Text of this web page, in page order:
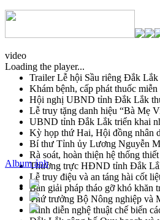
video
Loading the player...
Trailer Lễ hội Sầu riêng Đắk Lắk
Khám bệnh, cấp phát thuốc
Hội nghị UBND tỉnh Đắk Lắk
Lễ truy tặng danh hiệu “Bà Mẹ
UBND tỉnh Đắk Lắk triển khai
Kỳ họp thứ Hai, Hội đồng nhân
Bí thư Tỉnh ủy Lương Nguyễn
Rà soát, hoàn thiện hệ thống
Thường trực HĐND tỉnh Đắk
Lễ truy điệu và an táng hài cốt
Bàn giải pháp tháo gỡ khó khăn
Thứ trưởng Bộ Nông nghiệp và
Trình diễn nghệ thuật chế biến
Album ảnh